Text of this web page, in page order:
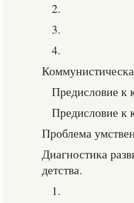
2.
3.
4.
Предисловие к
Предисловие к
Проблема
Диагностика
детства.
1.